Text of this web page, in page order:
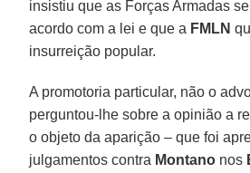
insistiu que as Forças Armadas
acordo com a lei e que a FMLN
insurreição popular.
A promotoria particular, não o
perguntou-lhe sobre a opinião a
o objeto da aparição – que foi
julgamentos contra Montano nos